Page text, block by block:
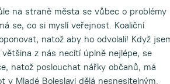
na straně města se vůbec o problémy
se, co si myslí veřejnost. Koaliční
natož aby ho odvolali! Když
z nás necítí úplně nejlépe, se
natož poslouchat nářky občanů, má
Mladé Boleslavi dělá nesnesitelným.